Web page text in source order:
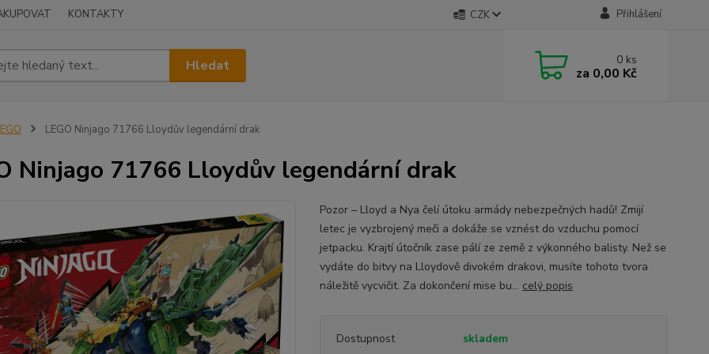
KONTAKTY CZK Přihlášení
Hledat 0 ks
za 0,00 Kč
LEGO Ninjago 71766 Lloydův legendární drak
Ninjago 71766 Lloydův legendární drak
Pozor – Lloyd a Nya čelí útoku armády nebezpečných hadů! Zmijí
letec je vyzbrojený meči a dokáže se vznést do vzduchu pomocí
jetpacku. Krajtí útočník zase pálí ze země z výkonného balisty. Než se
vydáte do bitvy na Lloydově divokém drakovi, musíte tohoto tvora
náležitě vycvičit. Za dokončení mise bu... celý popis
Dostupnost skladem